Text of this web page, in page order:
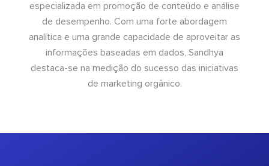
especializada em promoção de conteúdo e análise
de desempenho. Com uma forte abordagem
analítica e uma grande capacidade de aproveitar as
informações baseadas em dados, Sandhya
destaca-se na medição do sucesso das iniciativas
de marketing orgânico.